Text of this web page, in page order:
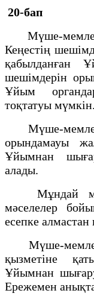
20-бап
Мүше-
Кеңестiң
қабылданған
шешiмдерiн
Ұйым
тоқтатуы мүмкiн.
Мүше-
орындамауы
Ұйымнан
алады.
Мұндай
мәселелер
есепке
Мүше-
қызметiне
Ұйымнан
Ережемен